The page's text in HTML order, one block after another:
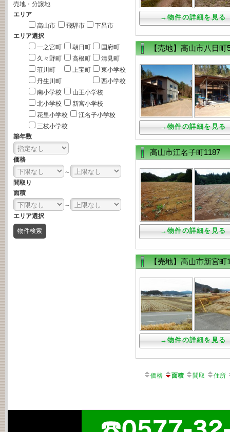
→物件の詳細を見る
【売地】高山市八日
→物件の詳細を見る
高山市江名子町1187
→物件の詳細を見る
【売地】高山市新宮町
→物件の詳細を見る
価格 面積 間取 住所
売地・分譲地
エリア
高山市
飛騨市
下呂市
エリア選択
一之宮町
久々野町
朝日町
高根町
国府町
清見町
荘川町
丹生川町
上宝町
東小学校
西小学校
南小学校
北小学校
山王小学校
新宮小学校
花里小学校
三枝小学校
江名子小学校
築年数
価格
～
間取り
面積
～
エリア選択